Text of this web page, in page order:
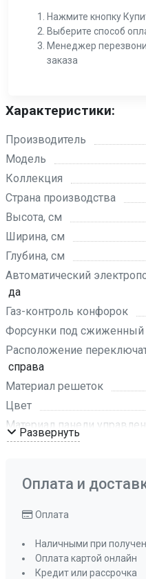
Нажмите кнопку
Выберите способ
Менеджер
заказа
Характеристики:
Производитель
Модель
Коллекция
Страна производства
Высота, см
Ширина, см
Глубина, см
Автоматический
да
Газ-контроль конфорок
Форсунки под сжиженный
Расположение
справа
Материал решеток
Цвет
Материал панели
Размеры ниши для
Мощность конфорок, кВт:
Мощность конфорок, кВт:
1 кВт
Развернуть
Оплата и
Оплата
Наличными при
Оплата картой онлайн
Кредит или рассрочка